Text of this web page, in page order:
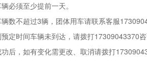
必须至少提前一天。
数不超过3辆，团体用车请联系客服
定时间车辆未到达，请拨打17309043370咨
后，如有变化需更改、取消请拨打